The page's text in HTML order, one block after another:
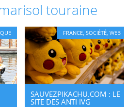
touraine
FRANCE ,SOCIÉTÉ ,WEB
SAUVEZPIKACHU.COM : LE
SITE DES ANTI IVG